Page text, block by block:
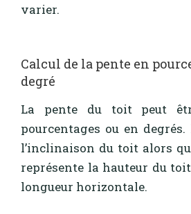
varier.
Calcul de la pente en
degré
La pente du toit peut
pourcentages ou en degrés.
l’inclinaison du toit alors
représente la hauteur du
longueur horizontale.